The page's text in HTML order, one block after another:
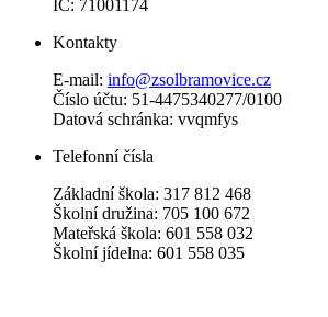
IČ: 71001174
Kontakty
E-mail: info@zsolbramovice.cz
Číslo účtu: 51-4475340277/0100
Datová schránka: vvqmfys
Telefonní čísla
Základní škola: 317 812 468
Školní družina: 705 100 672
Mateřská škola: 601 558 032
Školní jídelna: 601 558 035